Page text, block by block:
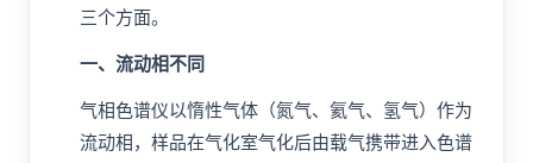
三个方面。
一、流动相不同
气相色谱仪以惰性气体（氮气、氦气、氢气）作为
流动相，样品在气化室气化后由载气携带进入色谱